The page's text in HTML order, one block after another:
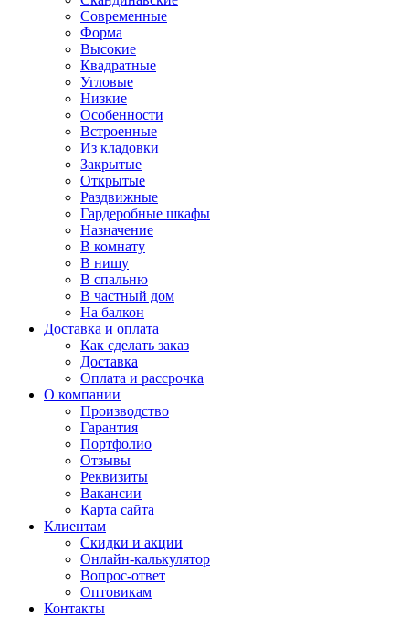
Современные
Форма
Высокие
Квадратные
Угловые
Низкие
Особенности
Встроенные
Из кладовки
Закрытые
Открытые
Раздвижные
Гардеробные шкафы
Назначение
В комнату
В нишу
В спальню
В частный дом
На балкон
Доставка и оплата
Как сделать заказ
Доставка
Оплата и рассрочка
О компании
Производство
Гарантия
Портфолио
Отзывы
Реквизиты
Вакансии
Карта сайта
Клиентам
Скидки и акции
Онлайн-калькулятор
Вопрос-ответ
Оптовикам
Контакты